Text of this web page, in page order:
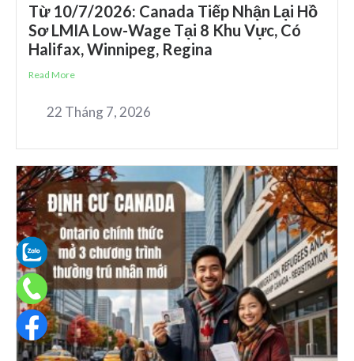
Từ 10/7/2026: Canada Tiếp Nhận Lại Hồ
Sơ LMIA Low-Wage Tại 8 Khu Vực, Có
Halifax, Winnipeg, Regina
Read More
22 Tháng 7, 2026